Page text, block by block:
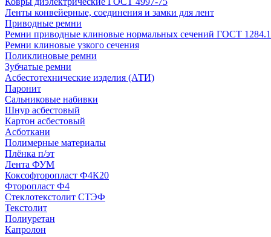
Ленты конвейерные, соединения и замки для лент
Приводные ремни
Ремни приводные клиновые нормальных сечений ГОСТ
Ремни клиновые узкого сечения
Поликлиновые ремни
Зубчатые ремни
Асбестотехнические изделия (АТИ)
Паронит
Сальниковые набивки
Шнур асбестовый
Картон асбестовый
Асботкани
Полимерные материалы
Плёнка п/эт
Лента ФУМ
Коксофторопласт Ф4К20
Фторопласт Ф4
Стеклотекстолит СТЭФ
Текстолит
Полиуретан
Капролон